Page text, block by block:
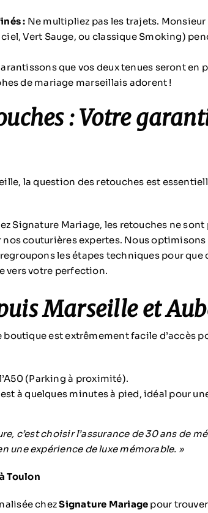
: Ne multipliez pas les trajets.
ciel, Vert Sauge, ou classique Smoking)
que vos deux tenues seront en
de mariage marseillais adorent !
: Votre
la question des retouches est
Signature Mariage, les retouches ne
nos couturières expertes. Nous
les étapes techniques pour que
vers votre perfection.
Marseille et
boutique est extrêmement facile d’accès
(Parking à proximité).
à quelques minutes à pied, idéal pour
c’est choisir l’assurance de 30 ans de
une expérience de luxe mémorable. »
Toulon
chezSignature Mariage pour